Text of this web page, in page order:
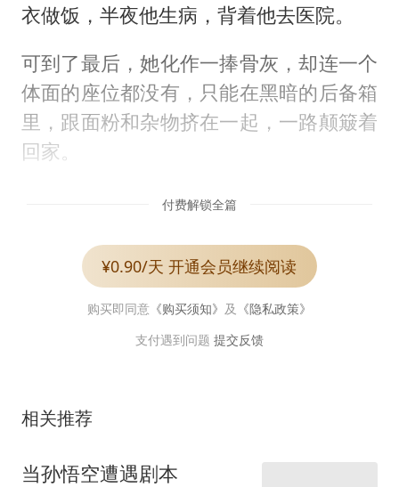
衣做饭，半夜他生病，背着他去医院。
可到了最后，她化作一捧骨灰，却连一个
体面的座位都没有，只能在黑暗的后备箱
里，跟面粉和杂物挤在一起，一路颠簸着
回家。
付费解锁全篇
¥0.90/天 开通会员继续阅读
购买即同意 《购买须知》 及 《隐私政策》
支付遇到问题 提交反馈
相关推荐
当孙悟空遭遇剧本